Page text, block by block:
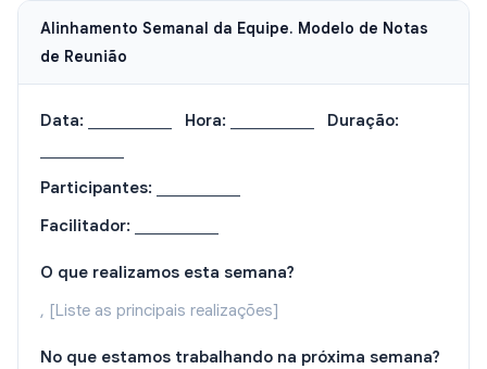
Alinhamento Semanal da Equipe. Modelo de Notas
de Reunião
Data: Hora:
Duração:
Participantes:
Facilitador:
O que realizamos esta semana?
, [Liste as principais realizações]
No que estamos trabalhando na próxima semana?